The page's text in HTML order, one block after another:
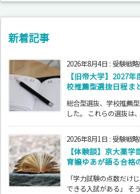
新着記事
2026年8月4日 : 受験戦
【旧帝大学】2027
校推薦型選抜日程ま
総合型選抜、学校推薦
した。 これらの選抜は
2026年8月1日 : 受験戦
【体験談】京大薬
育嬢ゆあが語る合格
「学力試験の点数だけ
できる入試がある」 そ